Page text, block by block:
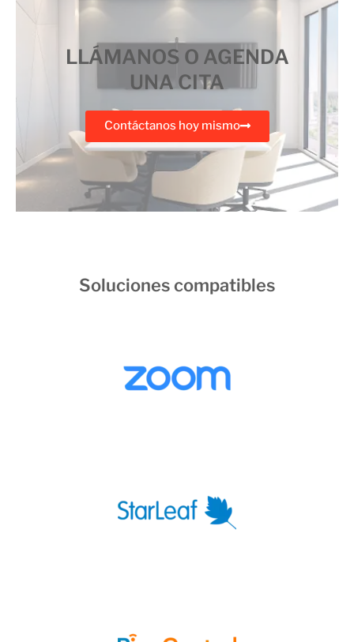
LLÁMANOS O AGENDA
UNA CITA
Contáctanos hoy mismo
Soluciones compatibles